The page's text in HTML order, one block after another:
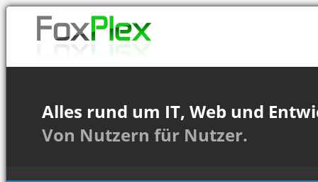
Alles rund um IT, Web und
Von Nutzern für Nutzer.